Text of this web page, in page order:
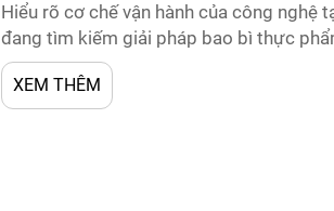
Hiểu rõ cơ chế vận hành của công nghệ
đang tìm kiếm giải pháp bao bì thực
thực phẩm biến các tấm nhựa phẳng
XEM THÊM